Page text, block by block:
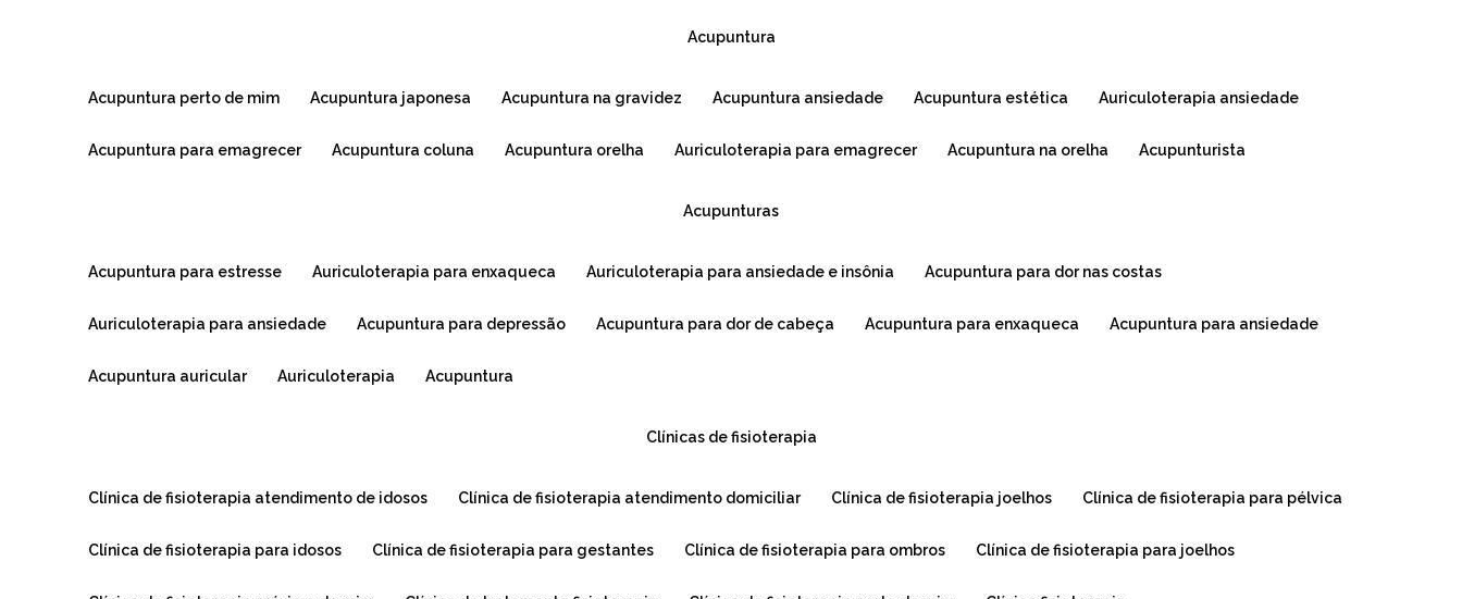
acupuntura
acupuntura perto de mim acupuntura japonesa acupuntura na gravidez acupuntura ansiedade acupuntura estética auriculoterapia ansiedade
acupuntura para emagrecer acupuntura coluna acupuntura orelha auriculoterapia para emagrecer acupuntura na orelha acupunturista
acupunturas
acupuntura para estresse auriculoterapia para enxaqueca auriculoterapia para ansiedade e insônia acupuntura para dor nas costas
auriculoterapia para ansiedade acupuntura para depressão acupuntura para dor de cabeça acupuntura para enxaqueca acupuntura para ansiedade
acupuntura auricular auriculoterapia acupuntura
clínicas de fisioterapia
clínica de fisioterapia atendimento de idosos clínica de fisioterapia atendimento domiciliar clínica de fisioterapia joelhos clínica de fisioterapia para pélvica
clínica de fisioterapia para idosos clínica de fisioterapia para gestantes clínica de fisioterapia para ombros clínica de fisioterapia para joelhos